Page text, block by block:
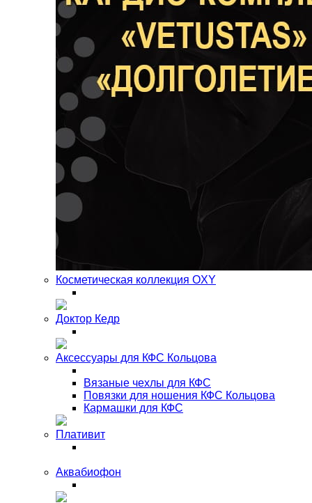
Косметическая коллекция OXY
Доктор Кедр
Аксессуары для КФС Кольцова
Вязаные чехлы для КФС
Повязки для ношения КФС Кольцова
Кармашки для КФС
Плативит
Аквабиофон